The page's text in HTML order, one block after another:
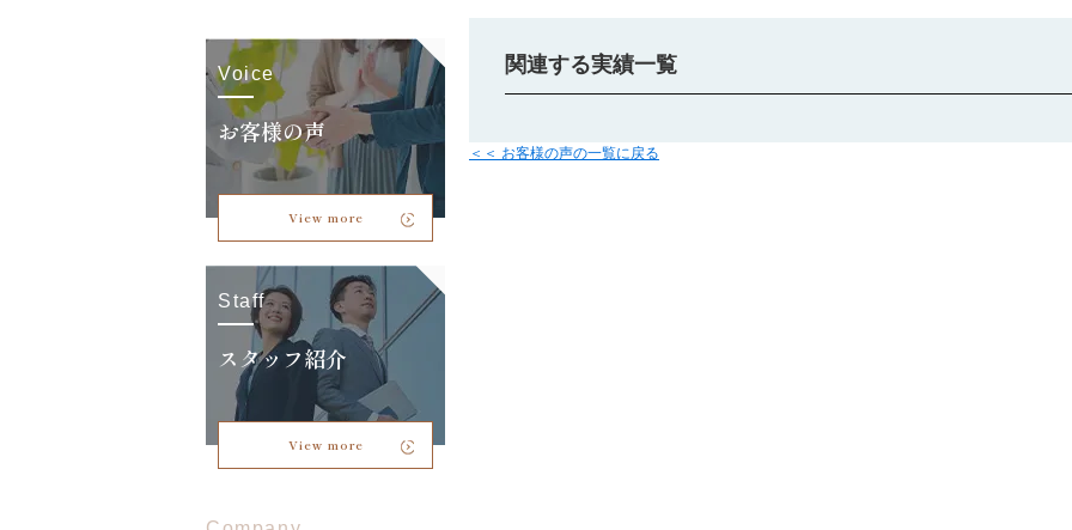
関連する実績一覧
＜＜ お客様の声の一覧に戻る
Voice
お客様の声
View more
Staff
スタッフ紹介
View more